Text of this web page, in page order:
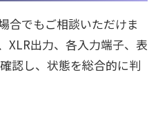
合でもご相談いただけま
XLR出力、各入力端子、表
認し、状態を総合的に判